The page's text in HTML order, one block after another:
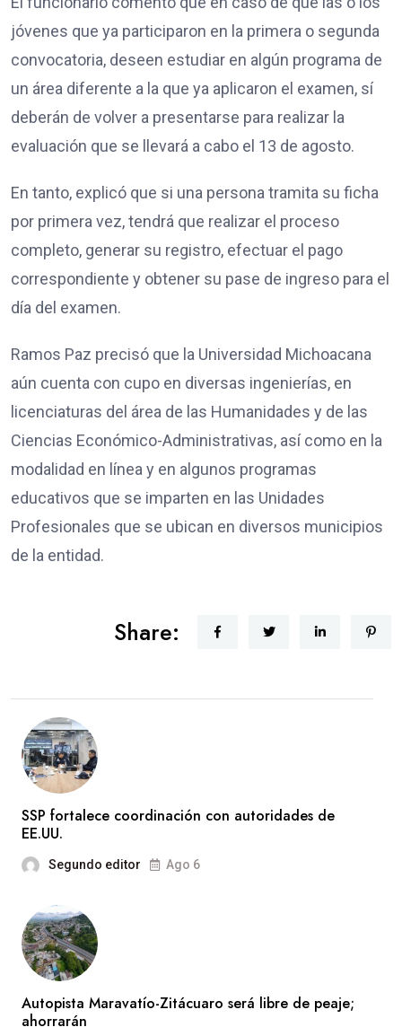
jóvenes que ya participaron en la primera o segunda
convocatoria, deseen estudiar en algún programa de
un área diferente a la que ya aplicaron el examen, sí
deberán de volver a presentarse para realizar la
evaluación que se llevará a cabo el 13 de agosto.
En tanto, explicó que si una persona tramita su ficha
por primera vez, tendrá que realizar el proceso
completo, generar su registro, efectuar el pago
correspondiente y obtener su pase de ingreso para el
día del examen.
Ramos Paz precisó que la Universidad Michoacana
aún cuenta con cupo en diversas ingenierías, en
licenciaturas del área de las Humanidades y de las
Ciencias Económico-Administrativas, así como en la
modalidad en línea y en algunos programas
educativos que se imparten en las Unidades
Profesionales que se ubican en diversos municipios
de la entidad.
Share:
SSP fortalece coordinación con autoridades de
EE.UU.
Segundo editor Ago 6
Autopista Maravatío-Zitácuaro será libre de peaje;
ahorrarán